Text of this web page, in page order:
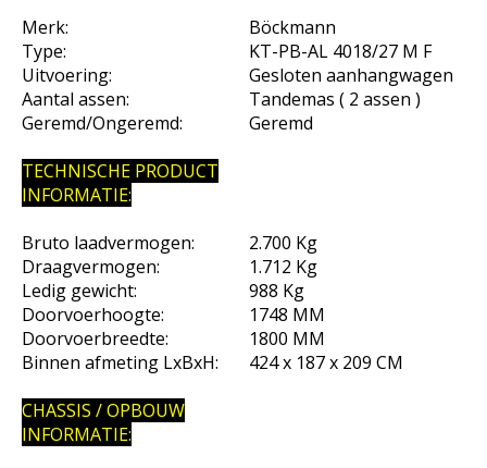
Merk:
Böckmann
Type:
KT-PB-AL 4018/27 M F
Uitvoering:
Gesloten aanhangwagen
Aantal assen:
Tandemas ( 2 assen )
Geremd/Ongeremd:
Geremd
TECHNISCHE PRODUCT
INFORMATIE:
Bruto laadvermogen:
2.700 Kg
Draagvermogen:
1.712 Kg
Ledig gewicht:
988 Kg
Doorvoerhoogte:
1748 MM
Doorvoerbreedte:
1800 MM
Binnen afmeting LxBxH:
424 x 187 x 209 CM
CHASSIS / OPBOUW
INFORMATIE: